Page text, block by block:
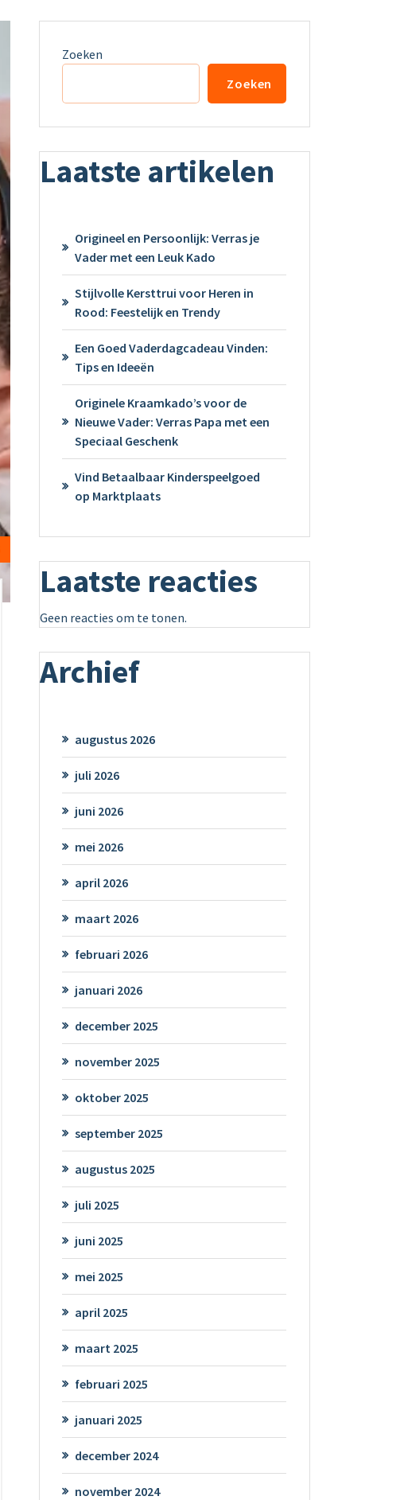
Zoeken
Zoeken
Laatste artikelen
Origineel en Persoonlijk: Verras je
Vader met een Leuk Kado
Stijlvolle Kersttrui voor Heren in
Rood: Feestelijk en Trendy
Een Goed Vaderdagcadeau Vinden:
Tips en Ideeën
Originele Kraamkado’s voor de
Nieuwe Vader: Verras Papa met een
Speciaal Geschenk
Vind Betaalbaar Kinderspeelgoed
op Marktplaats
Laatste reacties
Geen reacties om te tonen.
Archief
augustus 2026
juli 2026
juni 2026
mei 2026
april 2026
maart 2026
februari 2026
januari 2026
december 2025
november 2025
oktober 2025
september 2025
augustus 2025
juli 2025
juni 2025
mei 2025
april 2025
maart 2025
februari 2025
januari 2025
december 2024
november 2024